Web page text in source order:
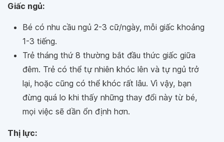
Giấc ngủ:
Bé có nhu cầu ngủ 2-3 cữ/ngày, mỗi giấc khoảng
1-3 tiếng.
Trẻ tháng thứ 8 thường bắt đầu thức giấc giữa
đêm. Trẻ có thể tự nhiên khóc lên và tự ngủ trở
lại, hoặc cũng có thể khóc rất lâu. Vì vậy, bạn
đừng quá lo khi thấy những thay đổi này từ bé,
mọi việc sẽ dần ổn định hơn.
Thị lực: